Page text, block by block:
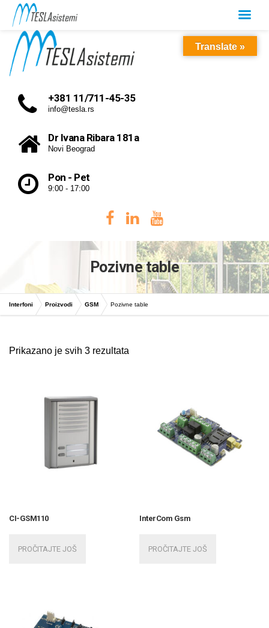
+381 11/711-45-35
info@tesla.rs
Dr Ivana Ribara 181a
Novi Beograd
Pon - Pet
9:00 - 17:00
Pozivne table
Interfoni Proizvodi GSM Pozivne table
Prikazano je svih 3 rezultata
CI-GSM110
PROČITAJTE JOŠ
InterCom Gsm
PROČITAJTE JOŠ
Translate »